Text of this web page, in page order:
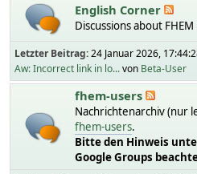
English Corner
Discussions about FHEM
Letzter Beitrag:24 Januar 2026,
Aw: Incorrect link in lo...von Beta-User
fhem-users
Nachrichtenarchiv (nur
fhem-users.
Bitte den Hinweis
Google Groups